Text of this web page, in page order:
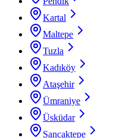
Kartal
Maltepe
Tuzla
Kadıköy
Ataşehir
Ümraniye
Üsküdar
Sancaktepe